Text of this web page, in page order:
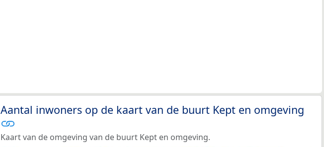
Aantal inwoners op de kaart van de buurt Kept en omgeving
Kaart van de omgeving van de buurt Kept en omgeving.